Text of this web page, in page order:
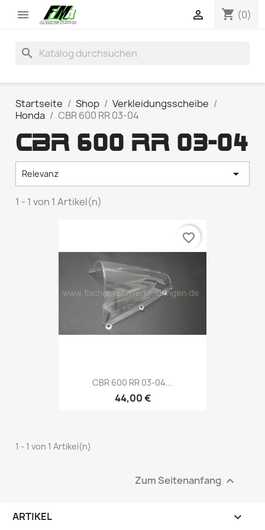
 shopping_cart (0)

search
Startseite Shop
Verkleidungsscheibe
Honda
CBR 600 RR 03-04
CBR 600 RR 03-04
Relevanz 
1 - 1 von 1 Artikel(n)
CBR 600 RR 03-04...
44,00 €
favorite_border
1 - 1 von 1 Artikel(n)
Zum Seitenanfang 
ARTIKEL 